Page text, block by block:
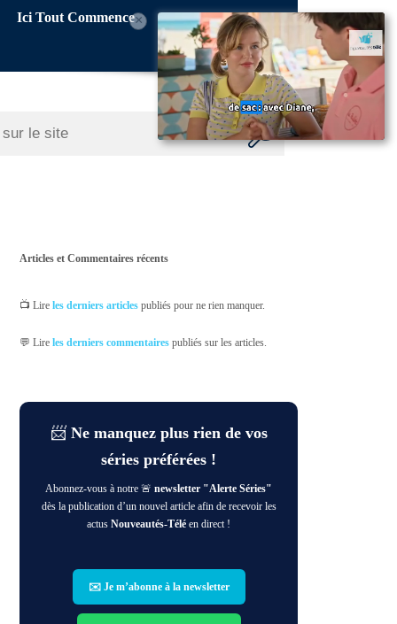
Ici Tout Commence×
Articles et Commentaires récents
📺 Lireles derniers articles publiés pour ne rien manquer.
💬 Lireles derniers commentaires publiés sur les articles.
📨 Ne manquez plus rien de vos
séries préférées !
Abonnez-vous à notre 🚨newsletter "Alerte Séries"
dès la publication d’un nouvel article afin de recevoir les
actusNouveautés-Télé en direct !
✉️ Je m’abonne à la newsletter